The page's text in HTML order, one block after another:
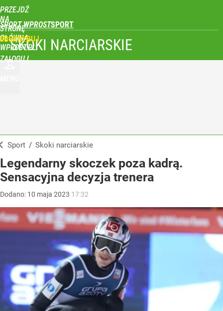
PRZEJDŹ
NA
STRONĘ
GŁÓWNĄ
WPROST.PL
SPORT WPROST
ZALOGUJ
SKOKI NARCIARSKIE
Sport / Skoki narciarskie
Legendarny skoczek poza kadrą.
Sensacyjna decyzja trenera
Dodano: 10 maja 2023 17:32